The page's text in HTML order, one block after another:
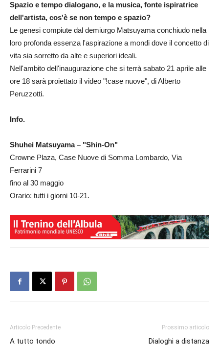
Spazio e tempo dialogano, e la musica, fonte ispiratrice
dell'artista, cos'è se non tempo e spazio?
Le genesi compiute dal demiurgo Matsuyama conchiudo nella
loro profonda essenza l'aspirazione a mondi dove il concetto di
vita sia sorretto da alte e superiori ideali.
Nell'ambito dell'inaugurazione che si terrà sabato 21 aprile alle
ore 18 sarà proiettato il video "!case nuove", di Alberto
Peruzzotti.
Info.
Shuhei Matsuyama – "Shin-On"
Crowne Plaza, Case Nuove di Somma Lombardo, Via
Ferrarini 7
fino al 30 maggio
Orario: tutti i giorni 10-21.
Articolo Precedente
A tutto tondo
Prossimo articolo
Dialoghi a distanza